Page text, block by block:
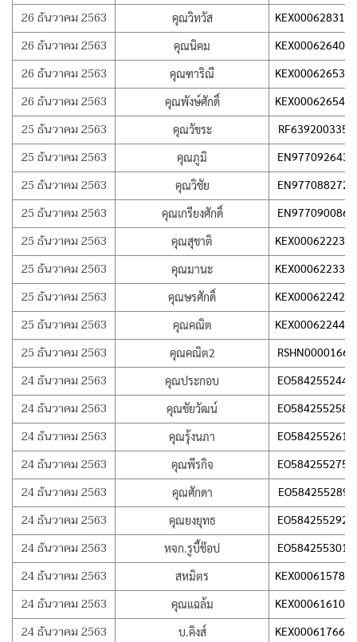
26 ธันวาคม 2563 คุณวิทวัส
26 ธันวาคม 2563 คุณนิคม
26 ธันวาคม 2563 คุณฑาริณี
26 ธันวาคม 2563 คุณพังษ์ศักดิ์
25 ธันวาคม 2563 คุณวัขระ
25 ธันวาคม 2563 คุณภูมิ
25 ธันวาคม 2563 คุณวิชัย
25 ธันวาคม 2563 คุณเกรียงศักดิ์
25 ธันวาคม 2563 คุณสุชาติ
25 ธันวาคม 2563 คุณมานะ
25 ธันวาคม 2563 คุณษรศักดิ์
25 ธันวาคม 2563 คุณคณิต
25 ธันวาคม 2563 คุณคณิต2
24 ธันวาคม 2563 คุณประกอบ
24 ธันวาคม 2563 คุณชัยวัฒน์
24 ธันวาคม 2563 คุณรุ้งนภา
24 ธันวาคม 2563 คุณพีรกิจ
24 ธันวาคม 2563 คุณศักดา
24 ธันวาคม 2563 คุณยงยุทธ
24 ธันวาคม 2563 หจก.รูบี้ช๊อป
24 ธันวาคม 2563 สหมิตร
24 ธันวาคม 2563 คุณแฉล้ม
24 ธันวาคม 2563 บ.คิงส์